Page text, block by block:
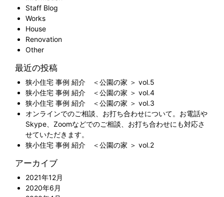
Staff Blog
Works
House
Renovation
Other
最近の投稿
狭小住宅 事例 紹介 ＜公園の家 ＞ vol.5
狭小住宅 事例 紹介 ＜公園の家 ＞ vol.4
狭小住宅 事例 紹介 ＜公園の家 ＞ vol.3
オンラインでのご相談、お打ち合わせについて。お電話や
Skype、Zoomなどでのご相談、お打ち合わせにも対応さ
せていただきます。
狭小住宅 事例 紹介 ＜公園の家 ＞ vol.2
アーカイブ
2021年12月
2020年6月